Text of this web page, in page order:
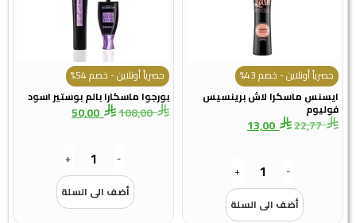
حصرياً أونلاين - خصم 43%
ايسنس ماسكرا لاش برينسيس
فوليوم
22,77
13,00
-
+
أضف الى السلة
حصرياً أونلاين - خصم 54%
بورجوا ماسكارا بالم بوستير اسود
108,00
50,00
-
+
أضف الى السلة